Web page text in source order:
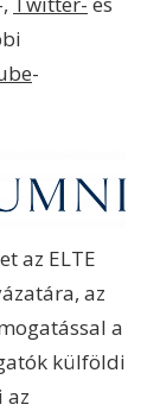
-
az ELTE
az
a
külföldi
az